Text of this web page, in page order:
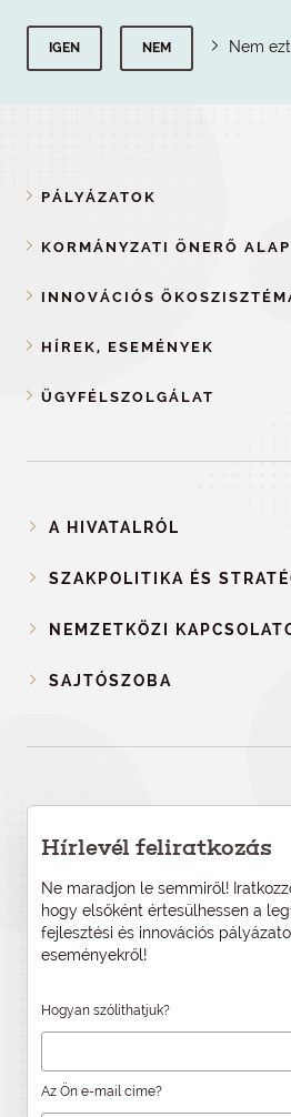
IGEN NEM Nem
PÁLYÁZATOK
KORMÁNYZATI ÖNERŐ ALAP
INNOVÁCIÓS
HÍREK, ESEMÉNYEK
ÜGYFÉLSZOLGÁLAT
A HIVATALRÓL
SZAKPOLITIKA ÉS
NEMZETKÖZI
SAJTÓSZOBA
Hírlevél feliratkozás
Ne maradjon le semmiről!
hogy elsőként értesülhessen a
fejlesztési és innovációs
eseményekről!
Hogyan szólíthatjuk?
Az Ön e-mail címe?